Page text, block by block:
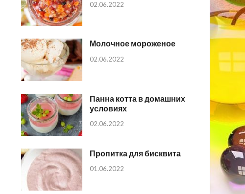
02.06.2022
Молочное мороженое
02.06.2022
Панна котта в домашних
условиях
02.06.2022
Пропитка для бисквита
01.06.2022